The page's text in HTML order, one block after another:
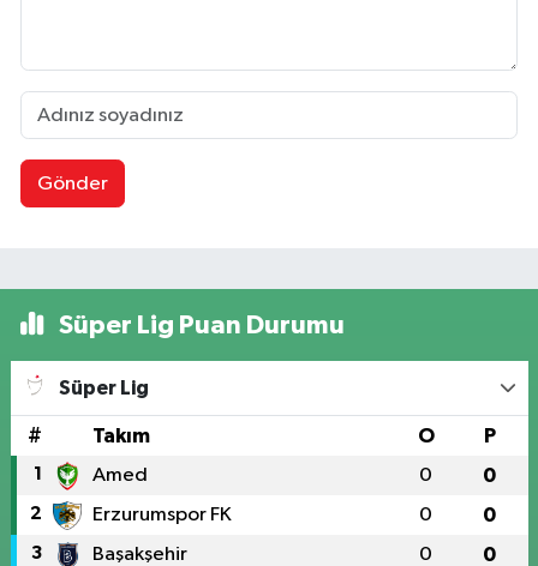
Gönder
Süper Lig Puan Durumu
Süper Lig
# Takım O P
1 Amed 0 0
2 Erzurumspor FK 0 0
3 Başakşehir 0 0